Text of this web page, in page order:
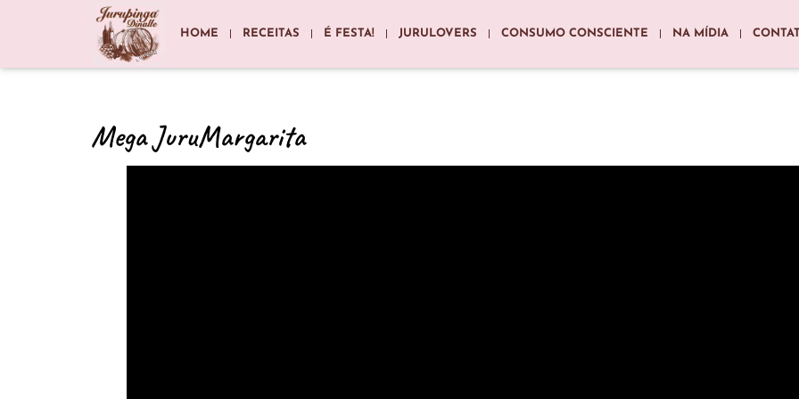
HOME RECEITAS É FESTA! JURULOVERS CONSUMO CONSCIENTE NA MÍDIA
Mega JuruMargarita